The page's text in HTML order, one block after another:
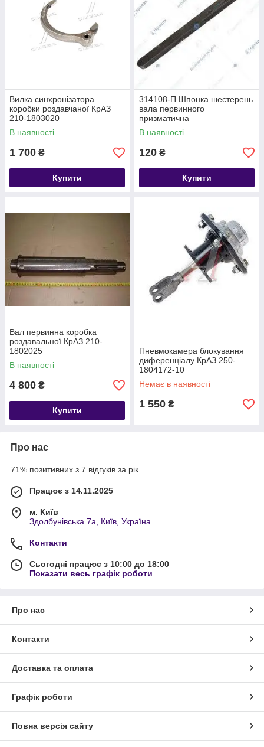
Вилка синхронізатора
коробки роздавчаної КрАЗ
210-1803020
В наявності
1 700 ₴
Купити
314108-П Шпонка шестерень
вала первинного
призматична
В наявності
120 ₴
Купити
Вал первинна коробка
роздавальної КрАЗ 210-
1802025
В наявності
4 800 ₴
Купити
Пневмокамера блокування
диференціалу КрАЗ 250-
1804172-10
Немає в наявності
1 550 ₴
Про нас
71% позитивних з 7 відгуків за рік
Працює з 14.11.2025
м. Київ
Здолбунівська 7а, Київ, Україна
Контакти
Сьогодні працює з 10:00 до 18:00
Показати весь графік роботи
Про нас
Контакти
Доставка та оплата
Графік роботи
Повна версія сайту